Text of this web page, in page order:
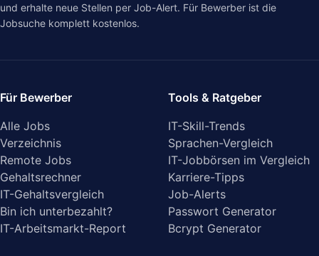
und erhalte neue Stellen per Job-Alert. Für Bewerber ist die
Jobsuche komplett kostenlos.
Für Bewerber
Alle Jobs
Verzeichnis
Remote Jobs
Gehaltsrechner
IT-Gehaltsvergleich
Bin ich unterbezahlt?
IT-Arbeitsmarkt-Report
Tools & Ratgeber
IT-Skill-Trends
Sprachen-Vergleich
IT-Jobbörsen im Vergleich
Karriere-Tipps
Job-Alerts
Passwort Generator
Bcrypt Generator